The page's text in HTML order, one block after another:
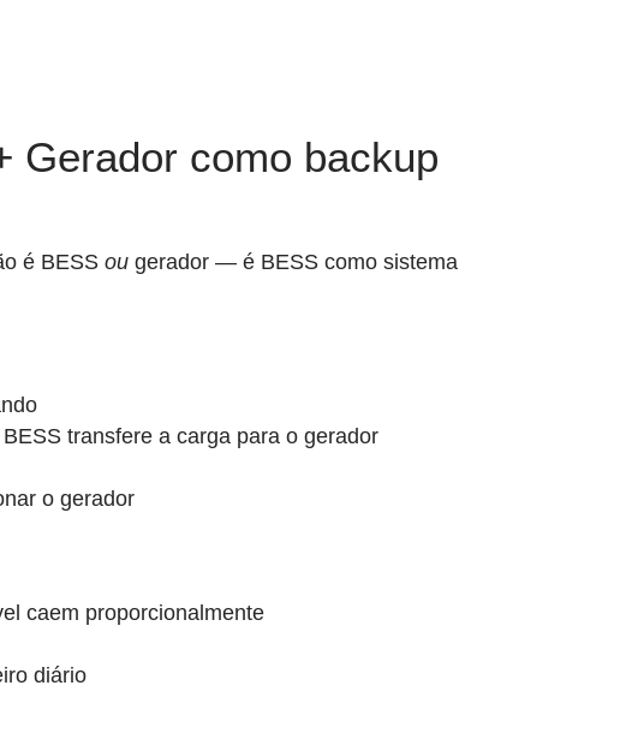
Gerador como backup
é BESSou gerador — é BESS como sistema
transfere a carga para o gerador
o gerador
caem proporcionalmente
diário